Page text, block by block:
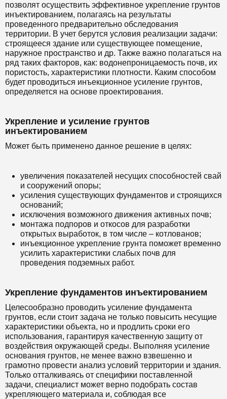
позволят осуществить эффективное укрепление грунтов
инъектированием, полагаясь на результаты
проведенного предварительно обследования
территории. В учет берутся условия реализации задачи:
строящееся здание или существующее помещение,
наружное пространство и др. Также важно полагаться на
ряд таких факторов, как: водонепроницаемость почв, их
пористость, характеристики плотности. Каким способом
будет проводиться инъекционное усиление грунтов,
определяется на основе проектирования.
Укрепление и усиление грунтов
инъектированием
Может быть применено данное решение в целях:
увеличения показателей несущих способностей свай
и сооружений опоры;
усиления существующих фундаментов и строящихся
оснований;
исключения возможного движения активных почв;
монтажа подпоров и откосов для разработки
открытых выработок, в том числе – котлованов;
инъекционное укрепление грунта поможет временно
усилить характеристики слабых почв для
проведения подземных работ.
Укрепление фундаментов инъектированием
Целесообразно проводить усиление фундамента
грунтов, если стоит задача не только повысить несущие
характеристики объекта, но и продлить сроки его
использования, гарантируя качественную защиту от
воздействия окружающей среды. Выполняя усиление
основания грунтов, не менее важно взвешенно и
грамотно провести анализ условий территории и здания.
Только отталкиваясь от специфики поставленной
задачи, специалист может верно подобрать состав
укрепляющего материала и, соблюдая все